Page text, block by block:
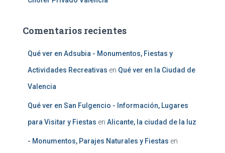
Comentarios recientes
Qué ver en Adsubia - Monumentos, Fiestas y
Actividades Recreativas en Qué ver en la Ciudad de
Valencia
Qué ver en San Fulgencio - Información, Lugares
para Visitar y Fiestas en Alicante, la ciudad de la luz
- Monumentos, Parajes Naturales y Fiestas en